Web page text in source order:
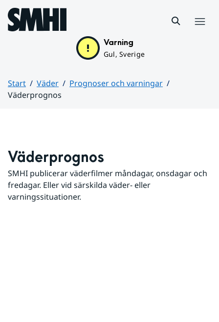
Hoppa till sidans innehåll
Varning
Gul, Sverige
Start Väder
Prognoser och varningar
Väderprognos
Väderprognos
SMHI publicerar väderfilmer måndagar, onsdagar och
fredagar. Eller vid särskilda väder- eller
varningssituationer.